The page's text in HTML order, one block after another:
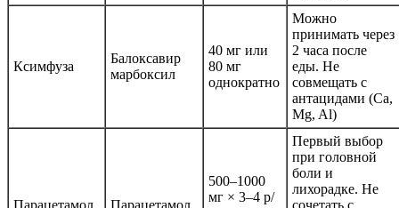
Ксимфуза
Балоксавир
марбоксил
40 мг или
80 мг
однократно
Можно
принимать через
2 часа после
еды. Не
совмещать с
антацидами (Ca,
Mg, Al)
Парацетамол Парацетамол
500–1000
мг × 3–4 р/
Первый выбор
при головной
боли и
лихорадке. Не
сочетать с